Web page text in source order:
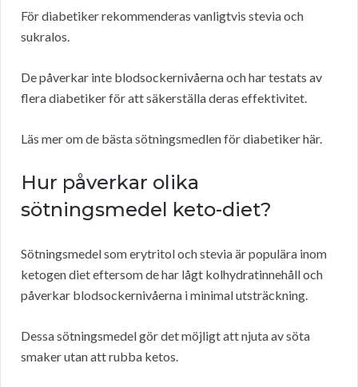
För diabetiker rekommenderas vanligtvis stevia och
sukralos.
De påverkar inte blodsockernivåerna och har testats av
flera diabetiker för att säkerställa deras effektivitet.
Läs mer om de bästa sötningsmedlen för diabetiker här.
Hur påverkar olika
sötningsmedel keto-diet?
Sötningsmedel som erytritol och stevia är populära inom
ketogen diet eftersom de har lågt kolhydratinnehåll och
påverkar blodsockernivåerna i minimal utsträckning.
Dessa sötningsmedel gör det möjligt att njuta av söta
smaker utan att rubba ketos.